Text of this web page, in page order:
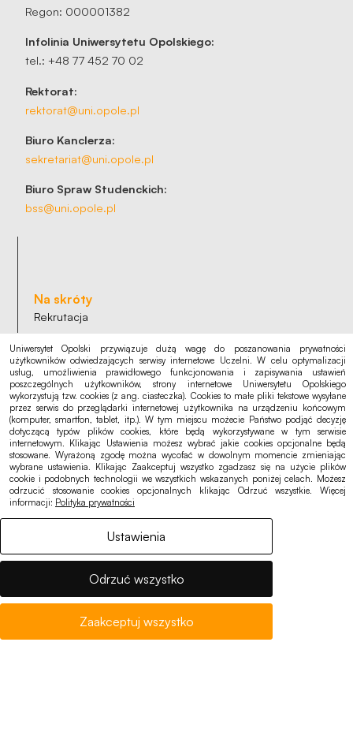
Regon: 000001382
Infolinia Uniwersytetu Opolskiego:
tel.: +48 77 452 70 02
Rektorat:
rektorat@uni.opole.pl
Biuro Kanclerza:
sekretariat@uni.opole.pl
Biuro Spraw Studenckich:
bss@uni.opole.pl
Na skróty
Rekrutacja
Punkt logowania eduroam
Ogłoszenia, oferty
Deklaracja dostępności
Polityka cookies
Polityka prywatności
RODO
Uniwersytet Opolski przywiązuje dużą wagę do poszanowania prywatności
użytkowników odwiedzających serwisy internetowe Uczelni. W celu optymalizacji
usług, umożliwienia prawidłowego funkcjonowania i zapisywania ustawień
poszczególnych użytkowników, strony internetowe Uniwersytetu Opolskiego
wykorzystują tzw. cookies (z ang. ciasteczka). Cookies to małe pliki tekstowe wysyłane
przez serwis do przeglądarki internetowej użytkownika na urządzeniu końcowym
(komputer, smartfon, tablet, itp.). W tym miejscu możecie Państwo podjąć decyzję
dotyczącą typów plików cookies, które będą wykorzystywane w tym serwisie
internetowym. Klikając Ustawienia możesz wybrać jakie cookies opcjonalne będą
stosowane. Wyrażoną zgodę można wycofać w dowolnym momencie zmieniając
wybrane ustawienia. Klikając Zaakceptuj wszystko zgadzasz się na użycie plików
cookie i podobnych technologii we wszystkich wskazanych poniżej celach. Możesz
odrzucić stosowanie cookies opcjonalnych klikając Odrzuć wszystkie. Więcej
informacji: Polityka prywatności
Ustawienia
Odrzuć wszystko
Zaakceptuj wszystko